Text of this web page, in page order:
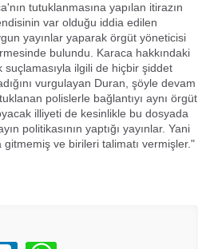
tutuklanmasına yapılan itirazın
var olduğu iddia edilen
yayınlar yaparak örgüt yöneticisi
bulundu. Karaca hakkındaki
ilgili de hiçbir şiddet
vurgulayan Duran, şöyle devam
polislerle bağlantıyı aynı örgüt
illiyeti de kesinlikle bu dosyada
politikasının yaptığı yayınlar. Yani
ve birileri talimatı vermişler."